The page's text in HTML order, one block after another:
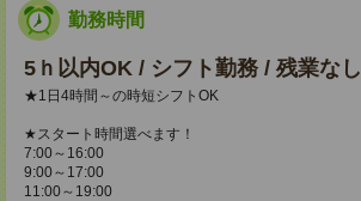
勤務時間
5ｈ以内OK / シフト勤務 / 残業なし
★1日4時間～の時短シフトOK
★スタート時間選べます！
7:00～16:00
9:00～17:00
11:00～19:00